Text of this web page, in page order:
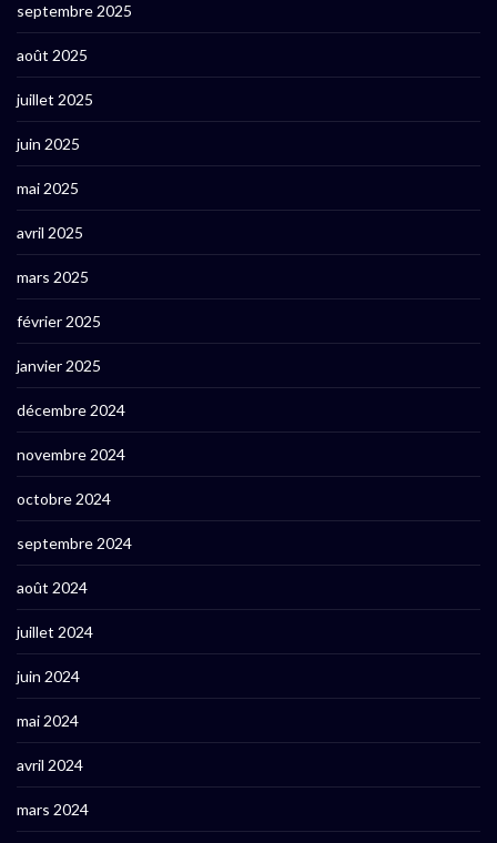
septembre 2025
août 2025
juillet 2025
juin 2025
mai 2025
avril 2025
mars 2025
février 2025
janvier 2025
décembre 2024
novembre 2024
octobre 2024
septembre 2024
août 2024
juillet 2024
juin 2024
mai 2024
avril 2024
mars 2024